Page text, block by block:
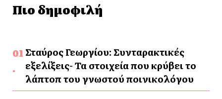
Πιο δημοφιλή
Σταύρος Γεωργίου: Συνταρακτικές
εξελίξεις- Τα στοιχεία που κρύβει το
λάπτοπ του γνωστού ποινικολόγου